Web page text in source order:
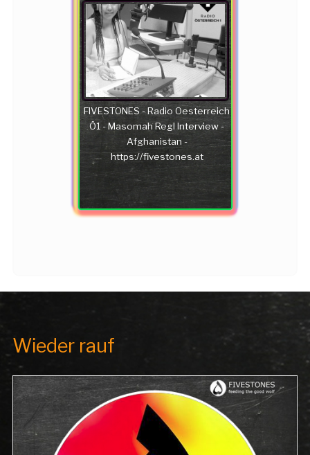
FIVESTONES - Radio Oesterreich
Ö1 - Masomah Regl Interview -
Afghanistan -
https://fivestones.at
Wieder rauf